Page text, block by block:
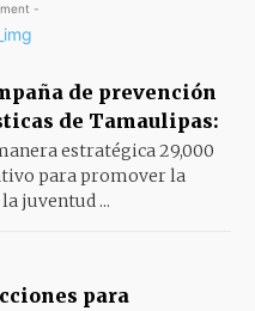
-
de prevención
de Tamaulipas:
estratégica 29,000
para promover la
juventud ...
para